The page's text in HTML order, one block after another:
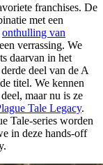
franchises. De
met een
onthulling van
verrassing. We
daarvan in het
deel van de A
titel. We kennen
maar nu is ze
Tale Legacy.
Tale-series worden
in deze hands-off